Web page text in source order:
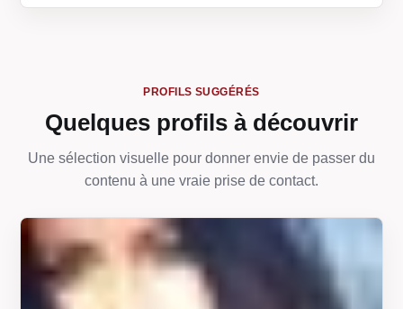
PROFILS SUGGÉRÉS
Quelques profils à découvrir
Une sélection visuelle pour donner envie de passer du
contenu à une vraie prise de contact.